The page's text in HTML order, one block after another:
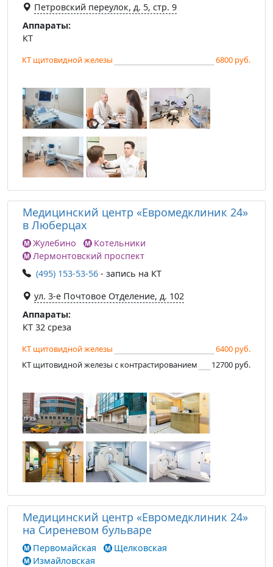
Петровский переулок, д. 5, стр. 9
Аппараты:
КТ
КТ щитовидной железы 6800 руб.
Медицинский центр «Евромедклиник 24»
в Люберцах
Жулебино
Котельники
Лермонтовский проспект
(495) 153-53-56 - запись на КТ
ул. 3-е Почтовое Отделение, д. 102
Аппараты:
КТ 32 среза
КТ щитовидной железы
6400 руб.
КТ щитовидной железы с контрастированием
12700 руб.
Медицинский центр «Евромедклиник 24»
на Сиреневом бульваре
Первомайская
Щелковская
Измайловская